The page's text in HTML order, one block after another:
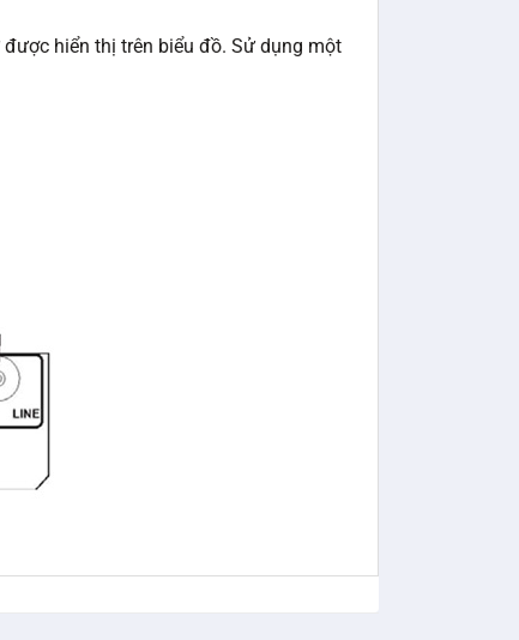
hiển thị trên biểu đồ. Sử dụng một